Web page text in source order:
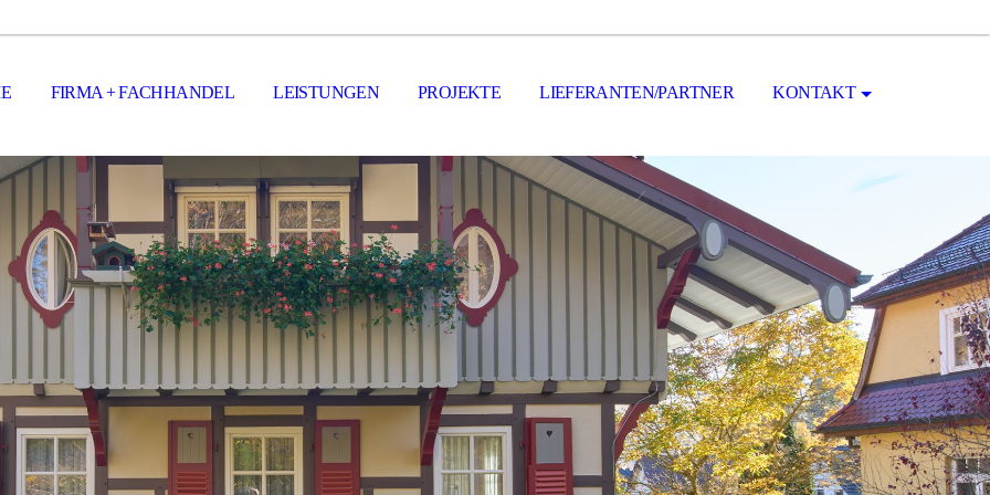
FIRMA + FACHHANDEL LEISTUNGEN PROJEKTE LIEFERANTEN/PARTNER KONTAKT